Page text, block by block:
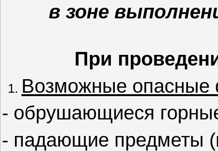
в зоне
При
Возможные опасные
- обрушающиеся
- падающие предметы